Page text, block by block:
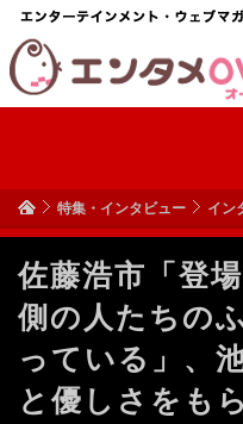
特集・インタビュー イン
佐藤浩市「登
側の人たちの
っている」、
と優しさをも